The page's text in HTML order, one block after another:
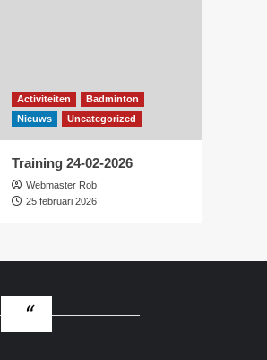
Activiteiten
Badminton
Nieuws
Uncategorized
Training 24-02-2026
Webmaster Rob
25 februari 2026